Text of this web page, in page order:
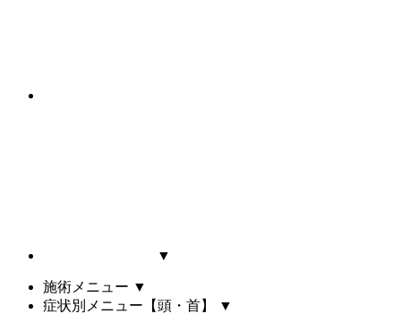
▼
施術メニュー ▼
症状別メニュー【頭・首】
▼